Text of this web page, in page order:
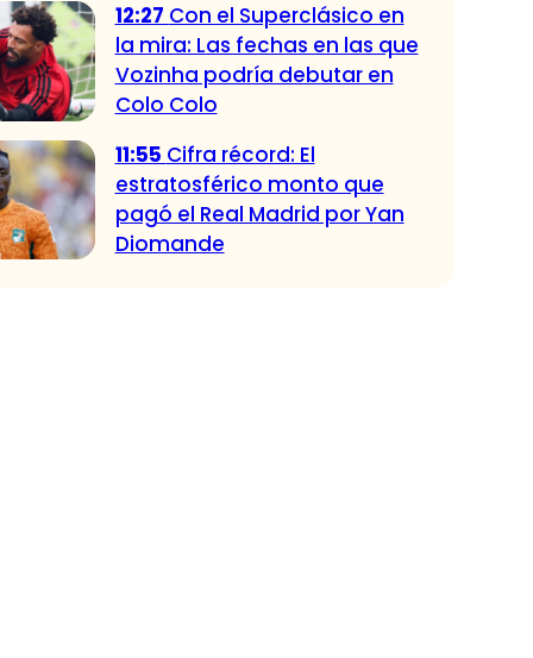
12:27 Con el Superclásico en
la mira: Las fechas en las que
Vozinha podría debutar en
Colo Colo
11:55 Cifra récord: El
estratosférico monto que
pagó el Real Madrid por Yan
Diomande